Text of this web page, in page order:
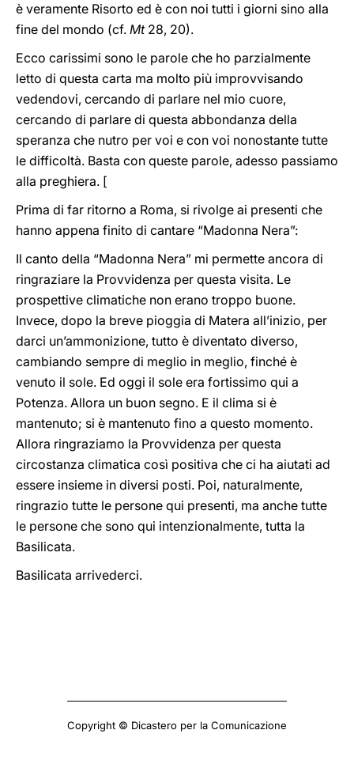
è veramente Risorto ed è con noi tutti i giorni sino alla
fine del mondo (cf. Mt28, 20).
Ecco carissimi sono le parole che ho parzialmente
letto di questa carta ma molto più improvvisando
vedendovi, cercando di parlare nel mio cuore,
cercando di parlare di questa abbondanza della
speranza che nutro per voi e con voi nonostante tutte
le difficoltà. Basta con queste parole, adesso passiamo
alla preghiera. [
Prima di far ritorno a Roma, si rivolge ai presenti che
hanno appena finito di cantare “Madonna Nera”:
Il canto della “Madonna Nera” mi permette ancora di
ringraziare la Provvidenza per questa visita. Le
prospettive climatiche non erano troppo buone.
Invece, dopo la breve pioggia di Matera all’inizio, per
darci un’ammonizione, tutto è diventato diverso,
cambiando sempre di meglio in meglio, finché è
venuto il sole. Ed oggi il sole era fortissimo qui a
Potenza. Allora un buon segno. E il clima si è
mantenuto; si è mantenuto fino a questo momento.
Allora ringraziamo la Provvidenza per questa
circostanza climatica così positiva che ci ha aiutati ad
essere insieme in diversi posti. Poi, naturalmente,
ringrazio tutte le persone qui presenti, ma anche tutte
le persone che sono qui intenzionalmente, tutta la
Basilicata.
Basilicata arrivederci.
Copyright © Dicastero per la Comunicazione